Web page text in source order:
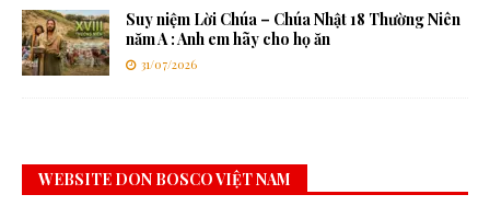
Suy niệm Lời Chúa – Chúa Nhật 18 Thường Niên
năm A : Anh em hãy cho họ ăn
31/07/2026
WEBSITE DON BOSCO VIỆT NAM